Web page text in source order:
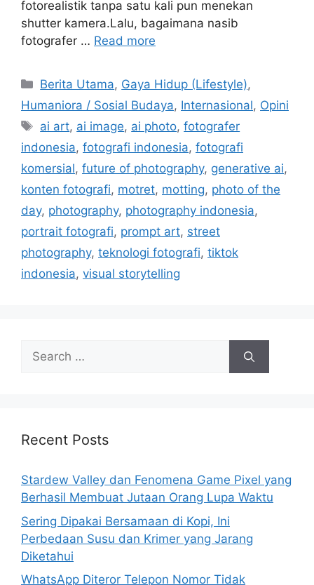
fotorealistik tanpa satu kali pun menekan
shutter kamera.Lalu, bagaimana nasib
fotografer … Read more
C
a
e
g
o
r
i
s
Berita Utama, Gaya Hidup (Lifestyle),
Humaniora / Sosial Budaya, Internasional, Opini
T
a
s
ai art, ai image, ai photo,fotografer
indonesia, fotografi indonesia, fotografi
komersial, future of photography, generative ai,
konten fotografi, motret, motting, photo of the
day, photography, photography indonesia,
portrait fotografi, prompt art, street
photography, teknologi fotografi, tiktok
indonesia, visual storytelling
h
r
:
Recent Posts
Stardew Valley dan Fenomena Game Pixel yang
Berhasil Membuat Jutaan Orang Lupa Waktu
Sering Dipakai Bersamaan di Kopi, Ini
Perbedaan Susu dan Krimer yang Jarang
Diketahui
WhatsApp Diteror Telepon Nomor Tidak